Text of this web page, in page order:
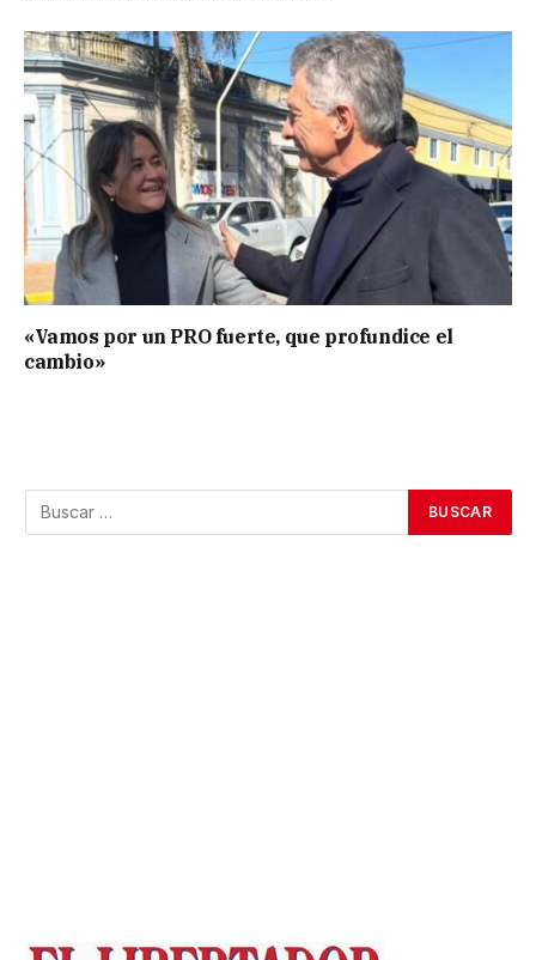
«Vamos por un PRO fuerte, que profundice el
cambio»